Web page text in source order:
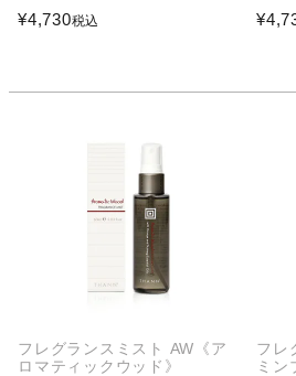
¥4,730税込 ¥
フレグランスミスト AW《ア
ロマティックウッド》
フレ
ミン